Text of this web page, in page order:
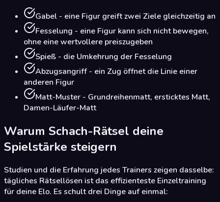
Gabel - eine Figur greift zwei Ziele gleichzeitig an
Fesselung - eine Figur kann sich nicht bewegen,
ohne eine wertvollere preiszugeben
Spieß - die Umkehrung der Fesselung
Abzugsangriff - ein Zug öffnet die Linie einer
anderen Figur
Matt-Muster - Grundreihenmatt, ersticktes Matt,
Damen-Läufer-Matt
Warum Schach-Rätsel deine
Spielstärke steigern
Studien und die Erfahrung jedes Trainers zeigen dasselbe:
tägliches Rätsellösen ist das effizienteste Einzeltraining
für deine Elo. Es schult drei Dinge auf einmal: